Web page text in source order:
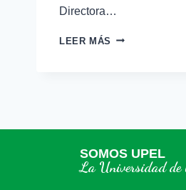
Directora…
LEER MÁS
SOMOS UPEL
La Universidad de